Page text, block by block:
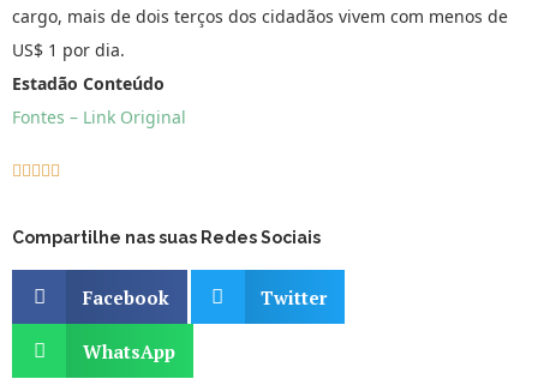
cargo, mais de dois terços dos cidadãos vivem com menos de
US$ 1 por dia.
Estadão Conteúdo
Fontes – Link Original
    
Compartilhe nas suas Redes Sociais
Facebook Twitter
WhatsApp